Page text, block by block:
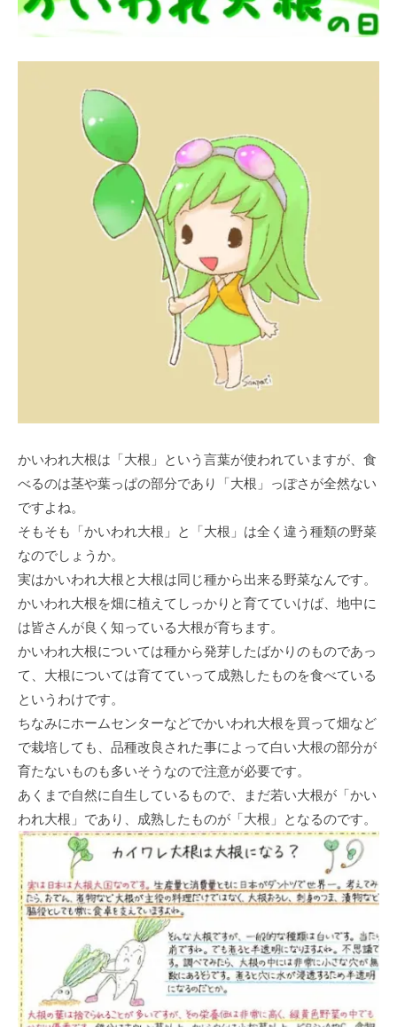
かいわれ大根は「大根」という言葉が使われていますが、食
べるのは茎や葉っぱの部分であり「大根」っぽさが全然ない
ですよね。
そもそも「かいわれ大根」と「大根」は全く違う種類の野菜
なのでしょうか。
実はかいわれ大根と大根は同じ種から出来る野菜なんです。
かいわれ大根を畑に植えてしっかりと育てていけば、地中に
は皆さんが良く知っている大根が育ちます。
かいわれ大根については種から発芽したばかりのものであっ
て、大根については育てていって成熟したものを食べている
というわけです。
ちなみにホームセンターなどでかいわれ大根を買って畑など
で栽培しても、品種改良された事によって白い大根の部分が
育たないものも多いそうなので注意が必要です。
あくまで自然に自生しているもので、まだ若い大根が「かい
われ大根」であり、成熟したものが「大根」となるのです。